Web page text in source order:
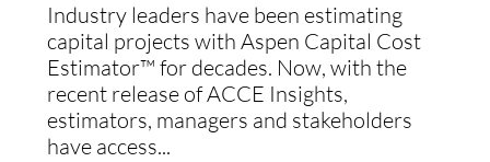
Industry leaders have been estimating
capital projects with Aspen Capital Cost
Estimator™ for decades. Now, with the
recent release of ACCE Insights,
estimators, managers and stakeholders
have access...